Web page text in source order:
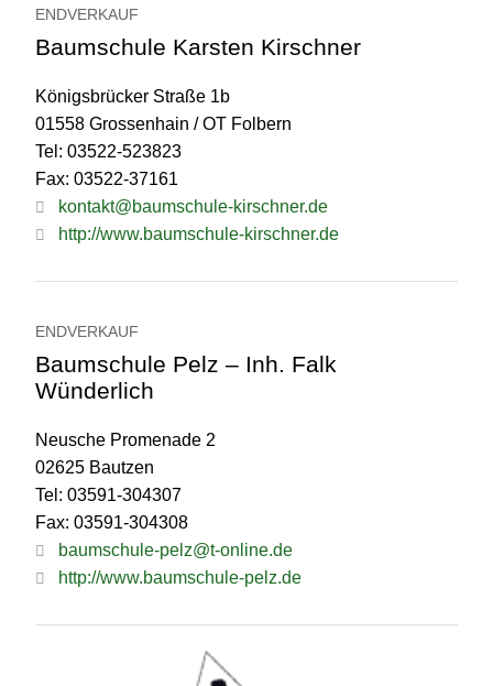
ENDVERKAUF
Baumschule Karsten Kirschner
Königsbrücker Straße 1b
01558 Grossenhain / OT Folbern
Tel: 03522-523823
Fax: 03522-37161
kontakt@baumschule-kirschner.de
http://www.baumschule-kirschner.de
ENDVERKAUF
Baumschule Pelz – Inh. Falk
Wünderlich
Neusche Promenade 2
02625 Bautzen
Tel: 03591-304307
Fax: 03591-304308
baumschule-pelz@t-online.de
http://www.baumschule-pelz.de